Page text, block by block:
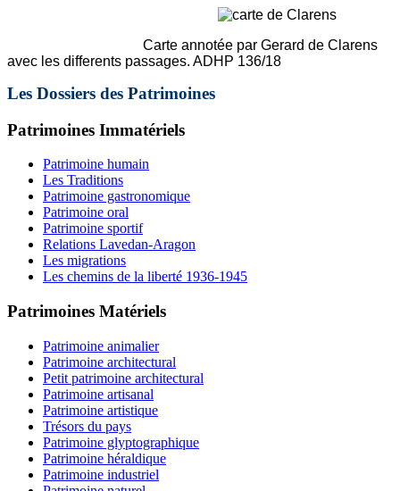
Carte annotée par Gerard de Clarens
avec les differents passages. ADHP 136/18
Les Dossiers des Patrimoines
Patrimoines Immatériels
Patrimoine humain
Les Traditions
Patrimoine gastronomique
Patrimoine oral
Patrimoine sportif
Relations Lavedan-Aragon
Les migrations
Les chemins de la liberté 1936-1945
Patrimoines Matériels
Patrimoine animalier
Patrimoine architectural
Petit patrimoine architectural
Patrimoine artisanal
Patrimoine artistique
Trésors du pays
Patrimoine glyptographique
Patrimoine héraldique
Patrimoine industriel